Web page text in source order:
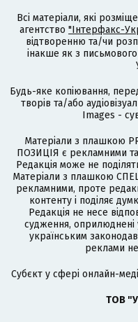
Всі матеріали, які
агентство "Інтерфакс-
відтворенню та/чи
інакше як з
Будь-яке копіювання,
творів та/або
Images -
Матеріали з плашкою
ПОЗИЦІЯ є рекламними
Редакція може не
Матеріали з плашкою
рекламними, проте
контенту і поділяє
Редакція не несе
судження, оприлюднені
українським
реклами
Cубєкт у сфері онлайн-
ТОВ